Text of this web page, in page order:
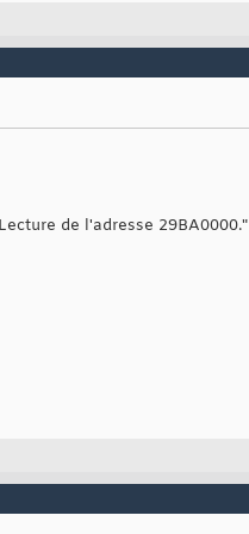
de l'adresse 29BA0000."